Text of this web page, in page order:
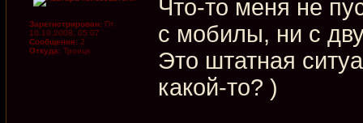
Зарегистрирован: Пт
10.10.2008, 05:07
Сообщения: 2
Откуда: Троицк
Что-то меня не
с мобилы, ни с
Это штатная
какой-то? )